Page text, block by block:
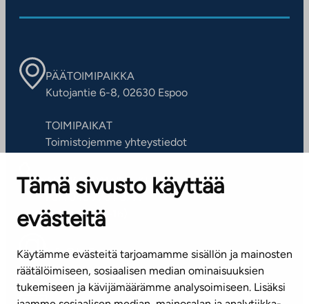
Tämä sivusto käyttää
evästeitä
Käytämme evästeitä tarjoamamme sisällön ja mainosten
räätälöimiseen, sosiaalisen median ominaisuuksien
tukemiseen ja kävijämäärämme analysoimiseen. Lisäksi
PÄÄTOIMIPAIKKA
Kutojantie 6-8, 02630 Espoo
TOIMIPAIKAT
Toimistojemme yhteystiedot
ASIAKASPALVELUKESKUS
Puh. 045 7734 3777
(arkisin klo 8-16)
info@ta.fi